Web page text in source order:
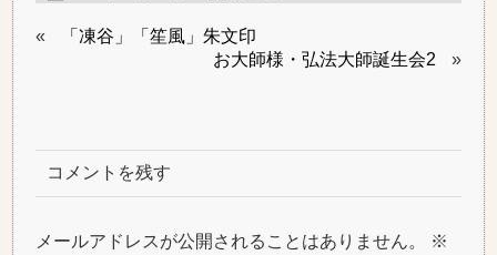
«
「凍谷」「笙風」朱文印
お大師様・弘法大師誕生会2
»
コメントを残す
メールアドレスが公開されることはありません。
※